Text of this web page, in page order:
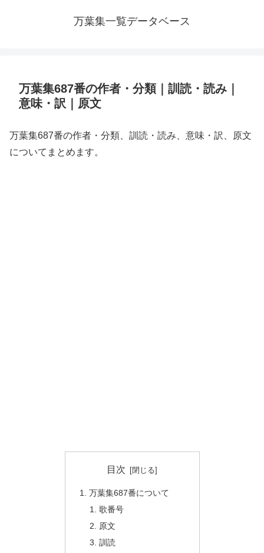
万葉集一覧データベース
万葉集687番の作者・分類｜訓読・読み｜
意味・訳｜原文
万葉集687番の作者・分類、訓読・読み、意味・訳、原文
についてまとめます。
目次
万葉集687番について
歌番号
原文
訓読